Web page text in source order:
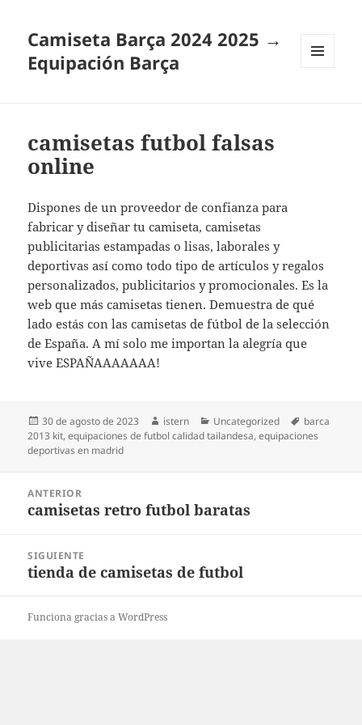
Camiseta Barça 2024 2025 →
Equipación Barça
camisetas futbol falsas
online
Dispones de un proveedor de confianza para
fabricar y diseñar tu camiseta, camisetas
publicitarias estampadas o lisas, laborales y
deportivas así como todo tipo de artículos y regalos
personalizados, publicitarios y promocionales. Es la
web que más camisetas tienen. Demuestra de qué
lado estás con las camisetas de fútbol de la selección
de España. A mí solo me importan la alegría que
vive ESPAÑAAAAAAA!
Publicado
el
30 de agosto de 2023 Autor
istern Categorías
Uncategorized Etiquetas
barca
2013 kit,equipaciones de futbol calidad tailandesa,equipaciones
deportivas en madrid
entradas
ANTERIOR
Entrada
camisetas retro futbol baratas
SIGUIENTE
Entrada
tienda de camisetas de futbol
Funciona gracias a WordPress